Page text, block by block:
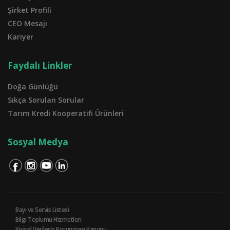
Şirket Profili
CEO Mesajı
Kariyer
Faydalı Linkler
Doğa Günlüğü
Sıkça Sorulan Sorular
Tarım Kredi Kooperatifi Ürünleri
Sosyal Medya
Bayi ve Servis Listesi
Bilgi Toplumu Hizmetleri